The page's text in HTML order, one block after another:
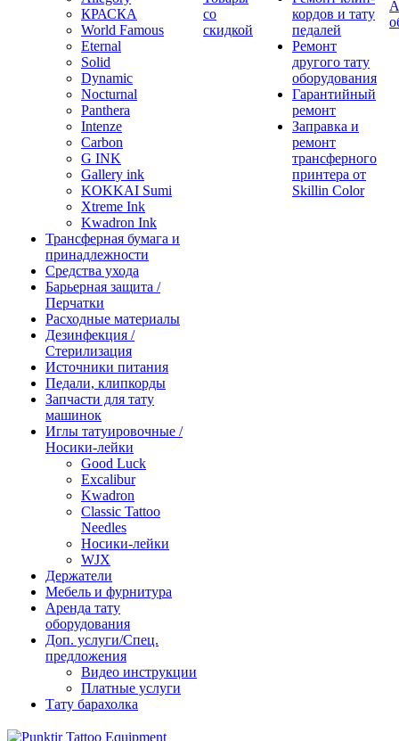
КРАСКА
World Famous
Eternal
Solid
Dynamic
Nocturnal
Panthera
Intenze
Carbon
G INK
Gallery ink
KOKKAI Sumi
Xtreme Ink
Kwadron Ink
Трансферная бумага и
принадлежности
Средства ухода
Барьерная защита /
Перчатки
Расходные материалы
Дезинфекция /
Стерилизация
Источники питания
Педали, клипкорды
Запчасти для тату
машинок
Иглы татуировочные /
Носики-лейки
Good Luck
Excalibur
Kwadron
Classic Tattoo
Needles
Носики-лейки
WJX
Держатели
Мебель и фурнитура
Аренда тату
оборудования
Доп. услуги/Спец.
предложения
Видео инструкции
Платные услуги
Тату барахолка
со
скидкой
кордов и тату
педалей
Ремонт
другого тату
оборудования
Гарантийный
ремонт
Заправка и
ремонт
трансферного
принтера от
Skillin Color